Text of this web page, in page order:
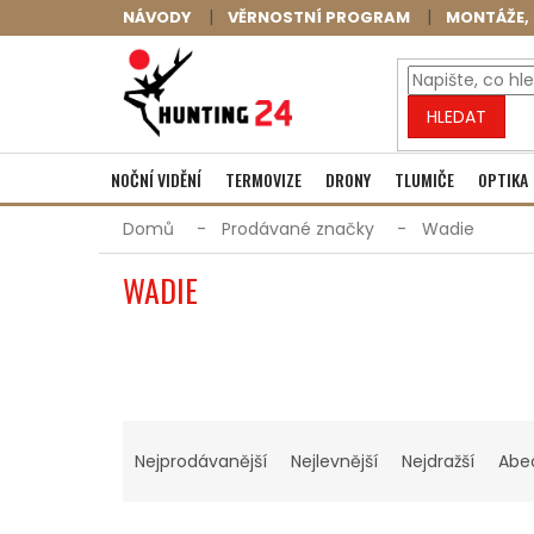
na
NÁVODY VĚRNOSTNÍ PROGRAM MONTÁŽE,
HLEDAT
NOČNÍ VIDĚNÍ TERMOVIZE DRONY TLUMIČE OPTIKA
Domů Prodávané značky Wadie
WADIE
Nejprodávanější Nejlevnější Nejdražší